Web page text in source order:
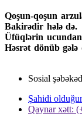
Qoşun-qoşun
Bakirədir hələ də.
Üfüqlərin ucundan
Həsrət dönüb gələ
Sosial
Şahidi
Qaynar xətt: